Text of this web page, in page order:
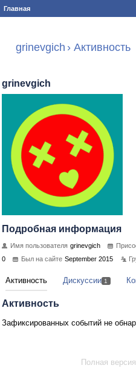
Главная
grinevgich › Активность
grinevgich
Подробная информация
Имя пользователя grinevgich
0
Был на сайте September 2015
Активность Дискуссии 1
Активность
Зафиксированных событий не
Полная